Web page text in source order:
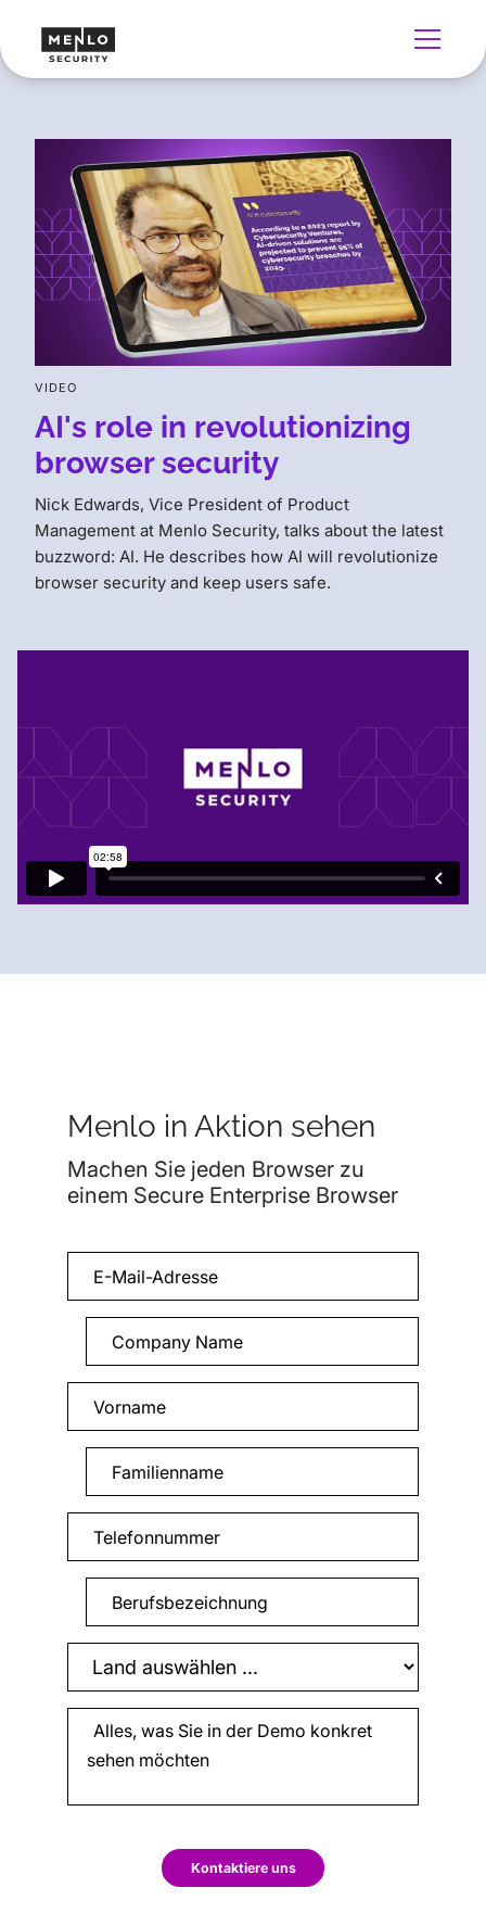
VIDEO
AI's role in revolutionizing
browser security
Nick Edwards, Vice President of Product
Management at Menlo Security, talks about the latest
buzzword: AI. He describes how AI will revolutionize
browser security and keep users safe.
Menlo in Aktion sehen
Machen Sie jeden Browser zu
einem Secure Enterprise Browser
Kontaktiere uns